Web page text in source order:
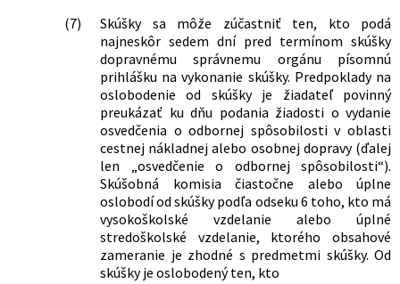
(7)
Skúšky sa môže zúčastniť ten, kto podá
najneskôr sedem dní pred termínom skúšky
dopravnému správnemu orgánu písomnú
prihlášku na vykonanie skúšky. Predpoklady na
oslobodenie od skúšky je žiadateľ povinný
preukázať ku dňu podania žiadosti o vydanie
osvedčenia o odbornej spôsobilosti v oblasti
cestnej nákladnej alebo osobnej dopravy (ďalej
len „osvedčenie o odbornej spôsobilosti“).
Skúšobná komisia čiastočne alebo úplne
oslobodí od skúšky podľa odseku 6 toho, kto má
vysokoškolské vzdelanie alebo úplné
stredoškolské vzdelanie, ktorého obsahové
zameranie je zhodné s predmetmi skúšky. Od
skúšky je oslobodený ten, kto